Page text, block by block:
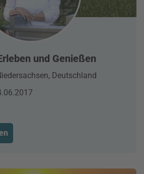
und Genießen
Deutschland